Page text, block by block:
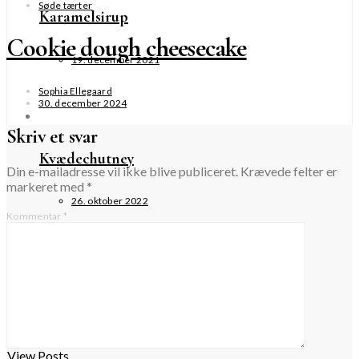
Karamelsirup
19. december 2021
Kvædechutney
26. oktober 2022
View Posts
Søde tærter
Cookie dough cheesecake
Sophia Ellegaard
30. december 2024
Skriv et svar
Din e-mailadresse vil ikke blive publiceret. Krævede felter er
markeret med *
Kommentar *